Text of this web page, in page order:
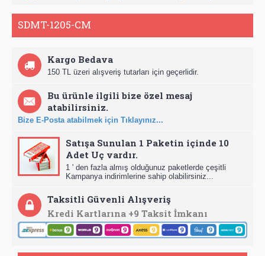
SDMT-1205-CM
Kargo Bedava
150 TL üzeri alışveriş tutarları için geçerlidir.
Bu ürünle ilgili bize özel mesaj
atabilirsiniz.
Bize E-Posta atabilmek için Tıklayınız...
Satışa Sunulan 1 Paketin içinde 10
Adet Uç vardır.
1 ' den fazla almış olduğunuz paketlerde çeşitli
Kampanya indirimlerine sahip olabilirsiniz...
Taksitli Güvenli Alışveriş
Kredi Kartlarına +9 Taksit İmkanı